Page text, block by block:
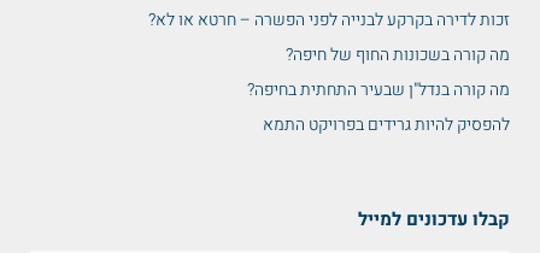
זכות לדירה בקרקע לבנייה לפני הפשרה – חרטא או לא?
מה קורה בשכונות החוף של חיפה?
מה קורה בנדל"ן שבעיר התחתית בחיפה?
להפסיק להיות גרידים בפרויקט התמא
קבלו עדכונים למייל